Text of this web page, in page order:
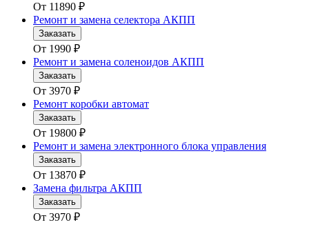
От 11890 ₽
Ремонт и замена селектора АКПП
Заказать
От 1990 ₽
Ремонт и замена соленоидов АКПП
Заказать
От 3970 ₽
Ремонт коробки автомат
Заказать
От 19800 ₽
Ремонт и замена электронного блока управления
Заказать
От 13870 ₽
Замена фильтра АКПП
Заказать
От 3970 ₽